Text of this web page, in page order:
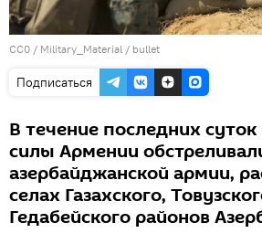
CC0 / Military_Material / bullet
Подписаться
В течение последних
силы Армении
азербайджанской армии,
селах Газахского,
Гедабейского районов